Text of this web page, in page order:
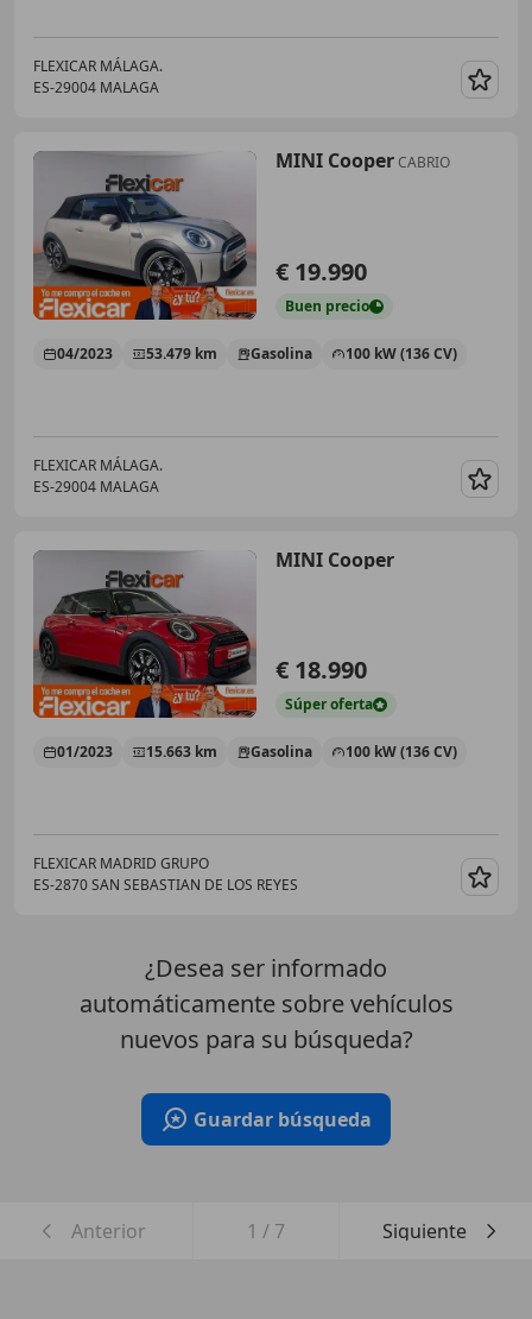
FLEXICAR MÁLAGA.
ES-29004 MALAGA
MINI CooperCABRIO
€ 19.990
Buen precio
04/2023 53.479 km Gasolina 100 kW (136 CV)
FLEXICAR MÁLAGA.
ES-29004 MALAGA
MINI Cooper
€ 18.990
Súperoferta
01/2023 15.663 km Gasolina 100 kW (136 CV)
FLEXICAR MADRID GRUPO
ES-2870 SAN SEBASTIAN DE LOS REYES
¿Desea ser informado
automáticamente sobre vehículos
nuevos para su búsqueda?
Guardar búsqueda
Anterior 1 / 7 Siguiente